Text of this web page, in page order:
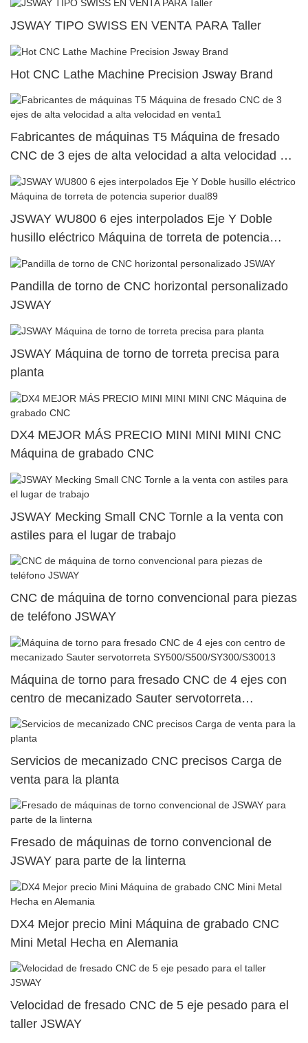
JSWAY TIPO SWISS EN VENTA PARA Taller
Hot CNC Lathe Machine Precision Jsway Brand
Fabricantes de máquinas T5 Máquina de fresado
CNC de 3 ejes de alta velocidad a alta velocidad en
venta1
JSWAY WU800 6 ejes interpolados Eje Y Doble
husillo eléctrico Máquina de torreta de potencia
superior dual89
Pandilla de torno de CNC horizontal personalizado
JSWAY
JSWAY Máquina de torno de torreta precisa para
planta
DX4 MEJOR MÁS PRECIO MINI MINI MINI CNC
Máquina de grabado CNC
JSWAY Mecking Small CNC Tornle a la venta con
astiles para el lugar de trabajo
CNC de máquina de torno convencional para piezas
de teléfono JSWAY
Máquina de torno para fresado CNC de 4 ejes con
centro de mecanizado Sauter servotorreta
SY500/S500/SY300/S30013
Servicios de mecanizado CNC precisos Carga de
venta para la planta
Fresado de máquinas de torno convencional de
JSWAY para parte de la linterna
DX4 Mejor precio Mini Máquina de grabado CNC
Mini Metal Hecha en Alemania
Velocidad de fresado CNC de 5 eje pesado para el
taller JSWAY